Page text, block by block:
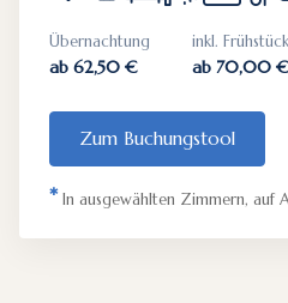
Übernachtung
ab 62,50 €
inkl. Frühstück
ab 70,00 €
Zum Buchungstool
* In ausgewählten Zimmern, auf